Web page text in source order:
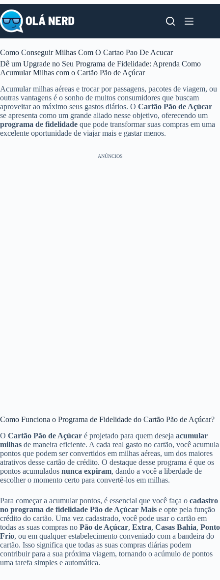
Pular
para
o
conteúdo
Como Conseguir Milhas Com O Cartao Pao De Acucar
Dê um Upgrade no Seu Programa de Fidelidade: Aprenda Como
Acumular Milhas com o Cartão Pão de Açúcar
Acumular milhas aéreas e trocar por passagens, pacotes de viagem, ou
outras vantagens é o sonho de muitos consumidores que buscam
aproveitar ao máximo seus gastos diários. O Cartão Pão de Açúcar
se apresenta como um grande aliado nesse objetivo, oferecendo um
programa de fidelidade que pode transformar suas compras em uma
excelente oportunidade de viajar mais e gastar menos.
ANÚNCIOS
Como Funciona o Programa de Fidelidade do Cartão Pão de Açúcar?
O Cartão Pão de Açúcar é projetado para quem deseja acumular
milhas de maneira eficiente. A cada real gasto no cartão, você acumula
pontos que podem ser convertidos em milhas aéreas, um dos maiores
atrativos desse cartão de crédito. O destaque desse programa é que os
pontos acumulados nunca expiram, dando a você a liberdade de
escolher o momento certo para convertê-los em milhas.
Para começar a acumular pontos, é essencial que você faça o cadastro
no programa de fidelidade Pão de Açúcar Mais e opte pela função
crédito do cartão. Uma vez cadastrado, você pode usar o cartão em
todas as suas compras no Pão de Açúcar, Extra, Casas Bahia, Ponto
Frio, ou em qualquer estabelecimento conveniado com a bandeira do
cartão. Isso significa que todas as suas compras diárias podem
contribuir para a sua próxima viagem, tornando o acúmulo de pontos
uma tarefa simples e automática.